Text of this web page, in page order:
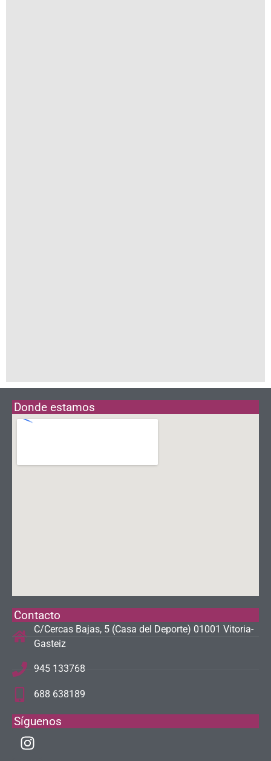
Donde estamos
Contacto
C/Cercas Bajas, 5 (Casa del Deporte) 01001 Vitoria-
Gasteiz
945 133768
688 638189
Síguenos